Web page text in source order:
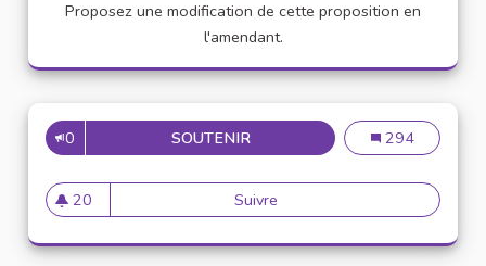
Proposez une modification de cette proposition en
l'amendant.
0 SOUTENIRMISE EN PLACE DEMise en place
294
20
20 abonnés
Suivre Mise en place de référents